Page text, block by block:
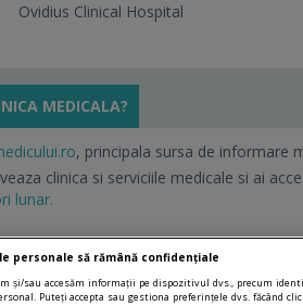
Ovidius Clinical Hospital
MEDICALA?
, principala sursa de informare
clinica si serviciile medicale si ai
lunar.
personale să rămână confidențiale
și/sau accesăm informații pe dispozitivul dvs., precum
Puteți accepta sau gestiona preferințele dvs. făcând